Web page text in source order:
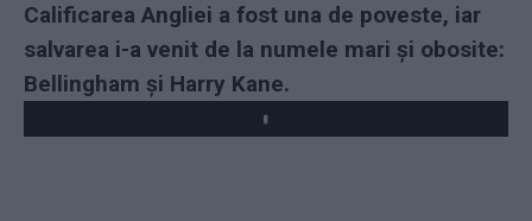
Calificarea Angliei a fost una de poveste, iar
salvarea i-a venit de la numele mari și obosite:
Bellingham și Harry Kane.
Play